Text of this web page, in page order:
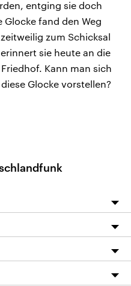
entging sie doch
fand den Weg
zum Schicksal
sie heute an die
Kann man sich
Glocke vorstellen?